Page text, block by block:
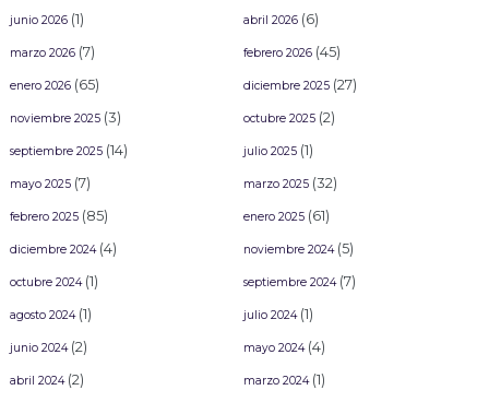
junio 2026(1) abril 2026(6)
marzo 2026(7) febrero 2026(45)
enero 2026(65) diciembre 2025(27)
noviembre 2025(3) octubre 2025(2)
septiembre 2025(14) julio 2025(1)
mayo 2025(7) marzo 2025(32)
febrero 2025(85) enero 2025(61)
diciembre 2024(4) noviembre 2024(5)
octubre 2024(1) septiembre 2024(7)
agosto 2024(1) julio 2024(1)
junio 2024(2) mayo 2024(4)
abril 2024(2) marzo 2024(1)